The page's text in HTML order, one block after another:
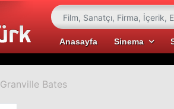
Anasayfa Sinema
Granville Bates